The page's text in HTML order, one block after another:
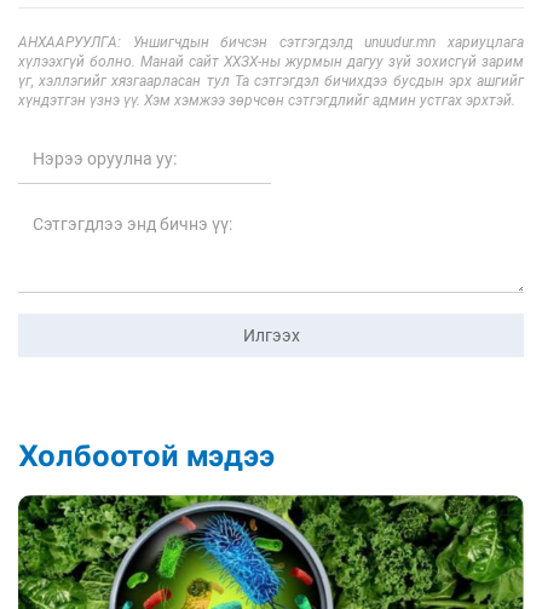
АНХААРУУЛГА: Уншигчдын бичсэн сэтгэгдэлд unuudur.mn хариуцлага
хүлээхгүй болно. Манай сайт ХХЗХ-ны журмын дагуу зүй зохисгүй зарим
үг, хэллэгийг хязгаарласан тул Та сэтгэгдэл бичихдээ бусдын эрх ашгийг
хүндэтгэн үзнэ үү. Хэм хэмжээ зөрчсөн сэтгэгдлийг админ устгах эрхтэй.
Илгээх
Холбоотой мэдээ